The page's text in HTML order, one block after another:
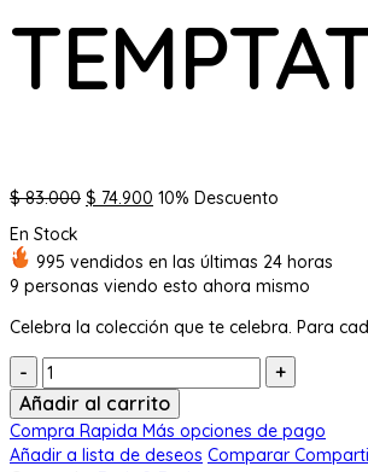
$83.000 El
era:
$ 83.000.
$ 74.900 El
es:
$ 74.900.
10% Descuento
En Stock
995 vendidos en las últimas 24 horas
9 personas viendo esto ahora mismo
Celebra la colección que te celebra. Para
Cantidad:
Añadir al carrito
Compra Rapida Más opciones de pago
Añadir a lista de deseos Comparar